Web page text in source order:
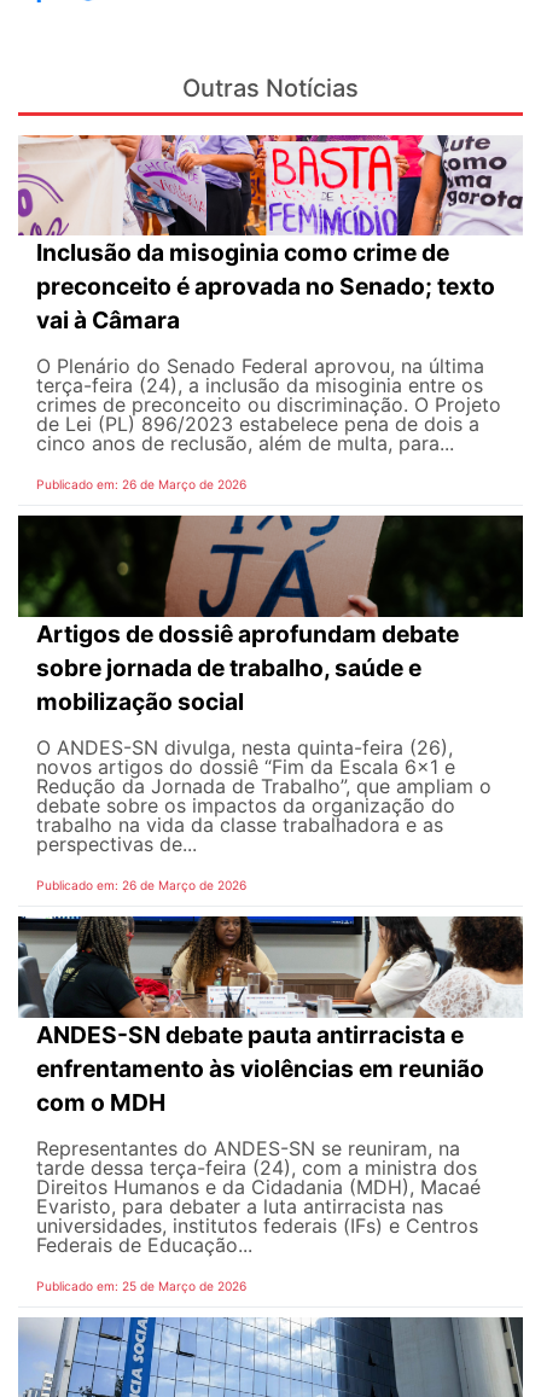
Outras Notícias
Inclusão da misoginia como crime de
preconceito é aprovada no Senado; texto
vai à Câmara
O Plenário do Senado Federal aprovou, na última
terça-feira (24), a inclusão da misoginia entre os
crimes de preconceito ou discriminação. O Projeto
de Lei (PL) 896/2023 estabelece pena de dois a
cinco anos de reclusão, além de multa, para...
Publicado em: 26 de Março de 2026
Artigos de dossiê aprofundam debate
sobre jornada de trabalho, saúde e
mobilização social
O ANDES-SN divulga, nesta quinta-feira (26),
novos artigos do dossiê “Fim da Escala 6×1 e
Redução da Jornada de Trabalho”, que ampliam o
debate sobre os impactos da organização do
trabalho na vida da classe trabalhadora e as
perspectivas de...
Publicado em: 26 de Março de 2026
ANDES-SN debate pauta antirracista e
enfrentamento às violências em reunião
com o MDH
Representantes do ANDES-SN se reuniram, na
tarde dessa terça-feira (24), com a ministra dos
Direitos Humanos e da Cidadania (MDH), Macaé
Evaristo, para debater a luta antirracista nas
universidades, institutos federais (IFs) e Centros
Federais de Educação...
Publicado em: 25 de Março de 2026